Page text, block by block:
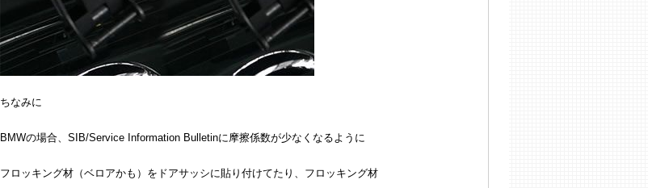
ちなみに
BMWの場合、SIB/Service Information Bulletinに摩擦係数が少なくなるように
フロッキング材（ベロアかも）をドアサッシに貼り付けてたり、フロッキング材